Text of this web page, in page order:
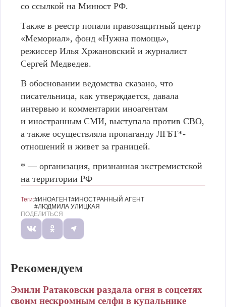
со ссылкой на Минюст РФ.
Также в реестр попали правозащитный центр
«Мемориал», фонд «Нужна помощь»,
режиссер Илья Хржановский и журналист
Сергей Медведев.
В обосновании ведомства сказано, что
писательница, как утверждается, давала
интервью и комментарии иноагентам
и иностранным СМИ, выступала против СВО,
а также осуществляла пропаганду ЛГБТ*-
отношений и живет за границей.
* — организация, признанная экстремистской
на территории РФ
Теги:#ИНОАГЕНТ#ИНОСТРАННЫЙ АГЕНТ
#ЛЮДМИЛА УЛИЦКАЯ
ПОДЕЛИТЬСЯ
Рекомендуем
Эмили Ратаковски раздала огня в соцсетях
своим нескромным селфи в купальнике